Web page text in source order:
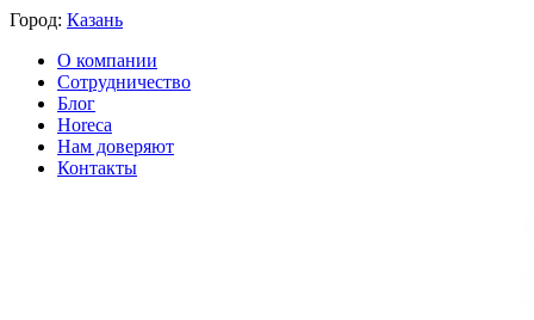
Город: Казань
О компании
Сотрудничество
Блог
Horeca
Нам доверяют
Контакты